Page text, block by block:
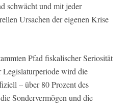
schwächt und mit jeder
Ursachen der eigenen Krise
Pfad fiskalischer Seriosität
Legislaturperiode wird die
– über 80 Prozent des
Sondervermögen und die